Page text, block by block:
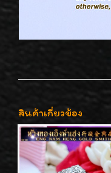
สินค้าเกี่ยวข้อง